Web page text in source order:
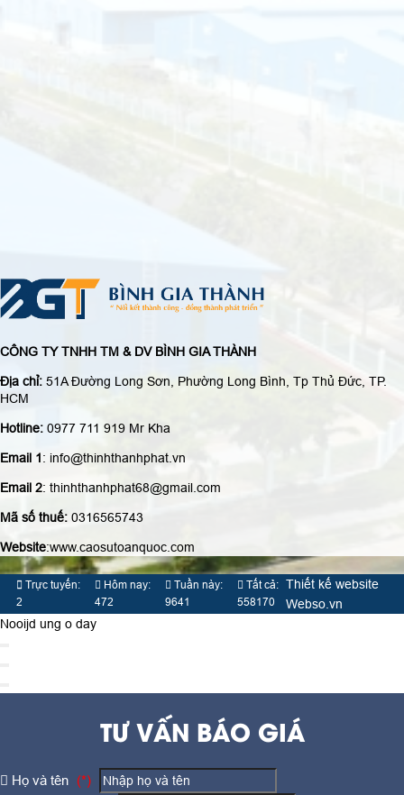
CÔNG TY TNHH TM & DV BÌNH GIA THÀNH
Địa chỉ: 51A Đường Long Sơn, Phường Long Bình, Tp Thủ Đức, TP.
HCM
Hotline: 0977 711 919 Mr Kha
Email 1: info@thinhthanhphat.vn
Email 2: thinhthanhphat68@gmail.com
Mã số thuế: 0316565743
Website:www.caosutoanquoc.com
Trực tuyến:
2
Hôm nay:
472
Tuần này:
9641
Tất cả:
558170
Thiết kế website
Webso.vn
Nooijd ung o day
TƯ VẤN BÁO GIÁ
Họ và tên (*)